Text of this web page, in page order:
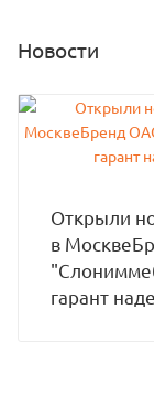
Новости
Открыли
в
гарант